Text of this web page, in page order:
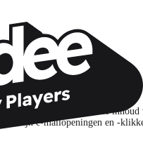
ontvangen?
en gepersonaliseerde inhoud
en mijn e-mailopeningen en -